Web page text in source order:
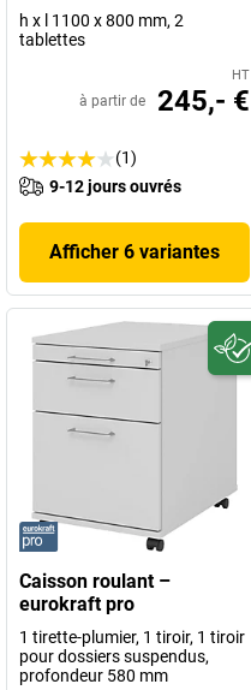
h x l 1100 x 800 mm, 2
tablettes
HT
à partir de 245,- €
(1)
9-12 jours ouvrés
Afficher 6 variantes
Caisson roulant –
eurokraft pro
1 tirette-plumier, 1 tiroir, 1 tiroir
pour dossiers suspendus,
profondeur 580 mm